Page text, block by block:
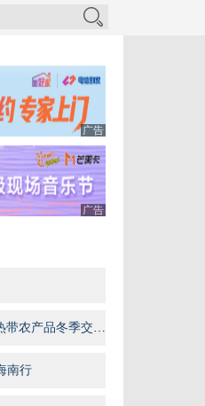
广告
广告
2025年第28届中国(海南)国际热带农产品冬季交易会
南行